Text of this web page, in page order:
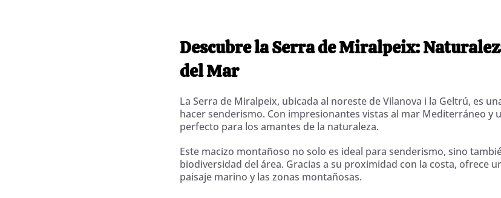
Descubre la Serra de Miralpeix:
del Mar
La Serra de Miralpeix, ubicada al noreste de Vilanova i la Geltrú, es
hacer senderismo. Con impresionantes vistas al mar Mediterráneo y
perfecto para los amantes de la naturaleza.
Este macizo montañoso no solo es ideal para senderismo, sino
biodiversidad del área. Gracias a su proximidad con la costa, ofrece
paisaje marino y las zonas montañosas.